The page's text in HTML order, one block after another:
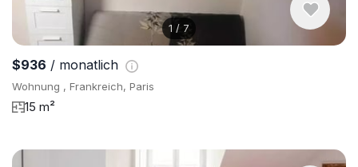
1 / 7
$936 / monatlich
Wohnung , Frankreich, Paris
15 m²